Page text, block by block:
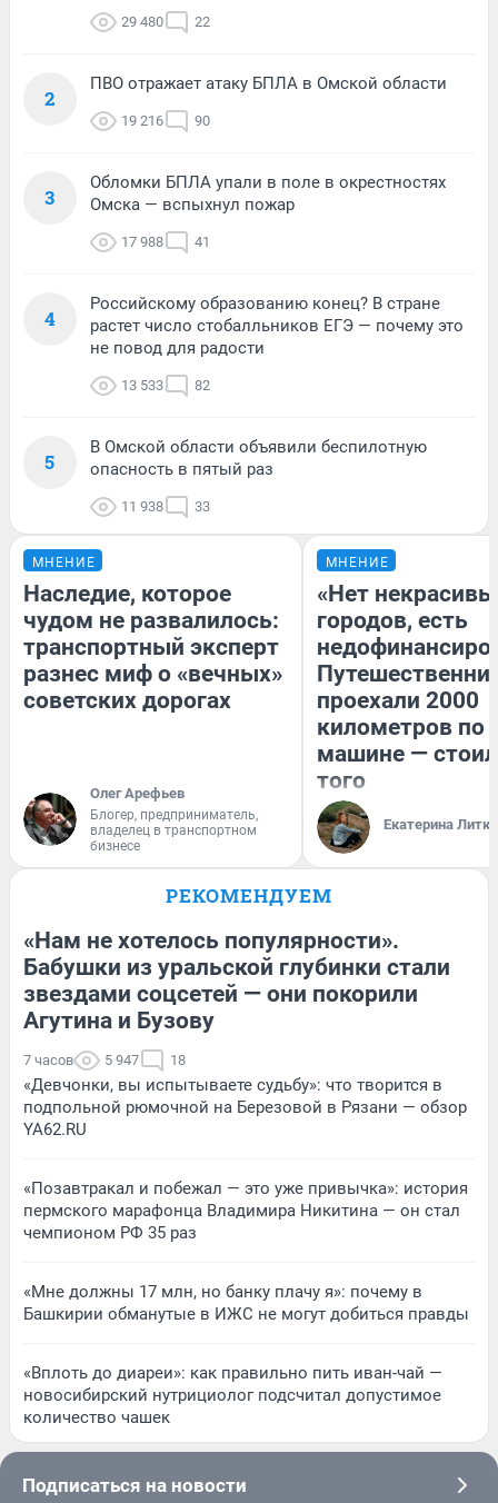
29 480 22
2
ПВО отражает атаку БПЛА в Омской области
19 216 90
3
Обломки БПЛА упали в поле в окрестностях
Омска — вспыхнул пожар
17 988 41
4
Российскому образованию конец? В стране
растет число стобалльников ЕГЭ — почему это
не повод для радости
13 533 82
5
В Омской области объявили беспилотную
опасность в пятый раз
11 938 33
МНЕНИЕ
Наследие, которое
чудом не развалилось:
транспортный эксперт
разнес миф о «вечных»
советских дорогах
Олег Арефьев
Блогер, предприниматель,
владелец в транспортном
бизнесе
МНЕНИЕ
«Нет
городов, есть
проехали 2000
километров по
машине —
того
Екатерина
РЕКОМЕНДУЕМ
«Нам не хотелось популярности».
Бабушки из уральской глубинки стали
звездами соцсетей — они покорили
Агутина и Бузову
7 часов 5 947 18
«Девчонки, вы испытываете судьбу»: что творится в
подпольной рюмочной на Березовой в Рязани — обзор
YA62.RU
«Позавтракал и побежал — это уже привычка»: история
пермского марафонца Владимира Никитина — он стал
чемпионом РФ 35 раз
«Мне должны 17 млн, но банку плачу я»: почему в
Башкирии обманутые в ИЖС не могут добиться правды
«Вплоть до диареи»: как правильно пить иван-чай —
новосибирский нутрициолог подсчитал допустимое
количество чашек
Подписаться на новости